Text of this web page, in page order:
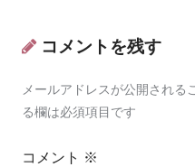
コメントを残す
メールアドレスが公開される
る欄は必須項目です
コメント ※